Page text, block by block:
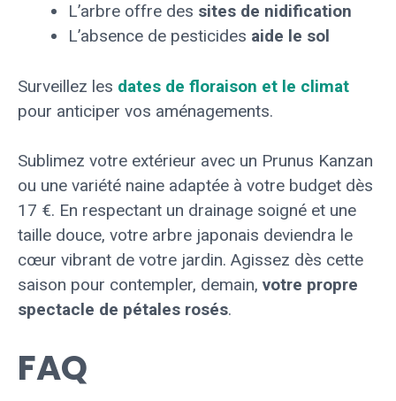
L’arbre offre des sites de nidification
L’absence de pesticides aide le sol
Surveillez les dates de floraison et le climat
pour anticiper vos aménagements.
Sublimez votre extérieur avec un Prunus Kanzan
ou une variété naine adaptée à votre budget dès
17 €. En respectant un drainage soigné et une
taille douce, votre arbre japonais deviendra le
cœur vibrant de votre jardin. Agissez dès cette
saison pour contempler, demain, votre propre
spectacle de pétales rosés.
FAQ